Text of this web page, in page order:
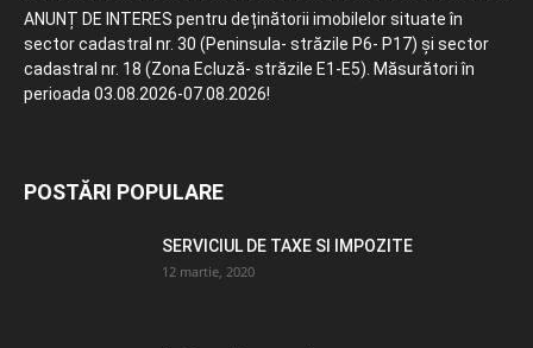
ANUNȚ DE INTERES pentru deținătorii imobilelor situate în
sector cadastral nr. 30 (Peninsula- străzile P6- P17) și sector
cadastral nr. 18 (Zona Ecluză- străzile E1-E5). Măsurători în
perioada 03.08.2026-07.08.2026!
POSTĂRI POPULARE
SERVICIUL DE TAXE SI IMPOZITE
12 martie, 2020